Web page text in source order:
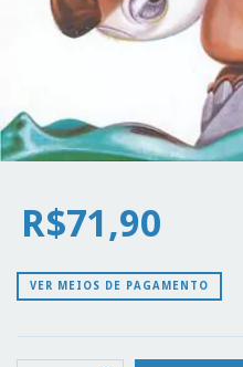
R$71,90
VER MEIOS DE PAGAMENTO